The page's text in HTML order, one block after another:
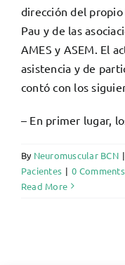
dirección del propio
Pau y de las
AMES y ASEM. El
asistencia y de
contó con los
– En primer lugar,
By Neuromuscular BCN |
Pacientes | 0 Comments
Read More